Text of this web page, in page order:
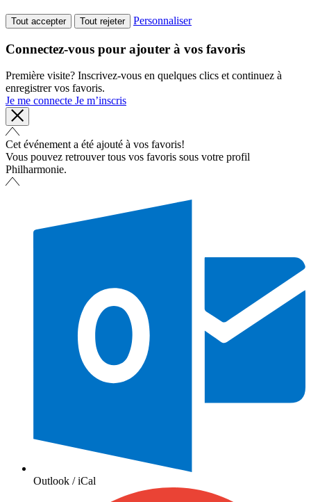
Tout accepter Tout rejeter Personnaliser
Connectez-vous pour ajouter à vos favoris
Première visite? Inscrivez-vous en quelques clics et continuez à
enregistrer vos favoris.
Je me connecte Je m’inscris
Cet événement a été ajouté à vos favoris!
Vous pouvez retrouver tous vos favoris sous votre profil
Philharmonie.
Outlook / iCal